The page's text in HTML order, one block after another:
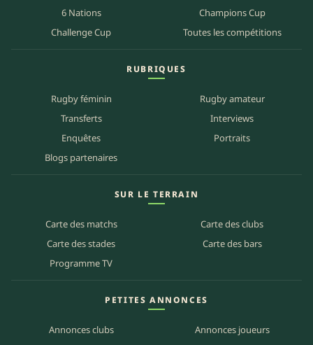
6 Nations
Champions Cup
Challenge Cup
Toutes les compétitions
RUBRIQUES
Rugby féminin
Rugby amateur
Transferts
Interviews
Enquêtes
Portraits
Blogs partenaires
SUR LE TERRAIN
Carte des matchs
Carte des clubs
Carte des stades
Carte des bars
Programme TV
PETITES ANNONCES
Annonces clubs
Annonces joueurs